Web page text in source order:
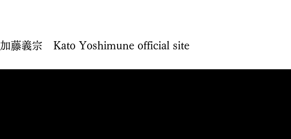
加藤義宗 Kato Yoshimune official site